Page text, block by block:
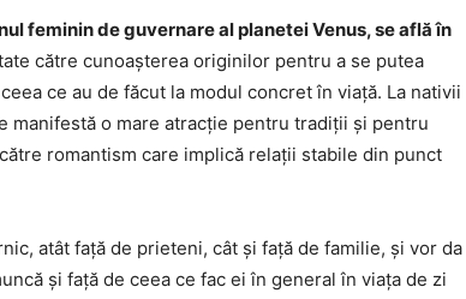
feminin de guvernare al planetei Venus, se află în
către cunoașterea originilor pentru a se putea
ce au de făcut la modul concret în viață. La nativii
manifestă o mare atracție pentru tradiții și pentru
romantism care implică relații stabile din punct
atât față de prieteni, cât și față de familie, și vor da
și față de ceea ce fac ei în general în viața de zi